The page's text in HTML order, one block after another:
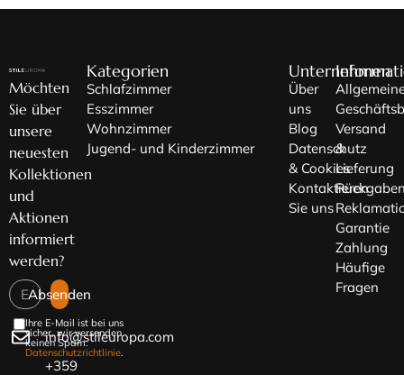
Möchten
Sie über
unsere
neuesten
Kollektionen
und
Aktionen
informiert
werden?
Ihre E-Mail ist bei uns
sicher, wir versenden
keinen Spam.
Datenschutzrichtlinie.
Absenden
info@stileuropa.com
+359
Kategorien
Schlafzimmer
Esszimmer
Wohnzimmer
Jugend- und Kinderzimmer
Unternehmen
Über
uns
Blog
Datenschutz
& Cookies
Kontaktieren
Sie uns
Versand
&
Lieferung
Garantie
Zahlung
Häufige
Fragen